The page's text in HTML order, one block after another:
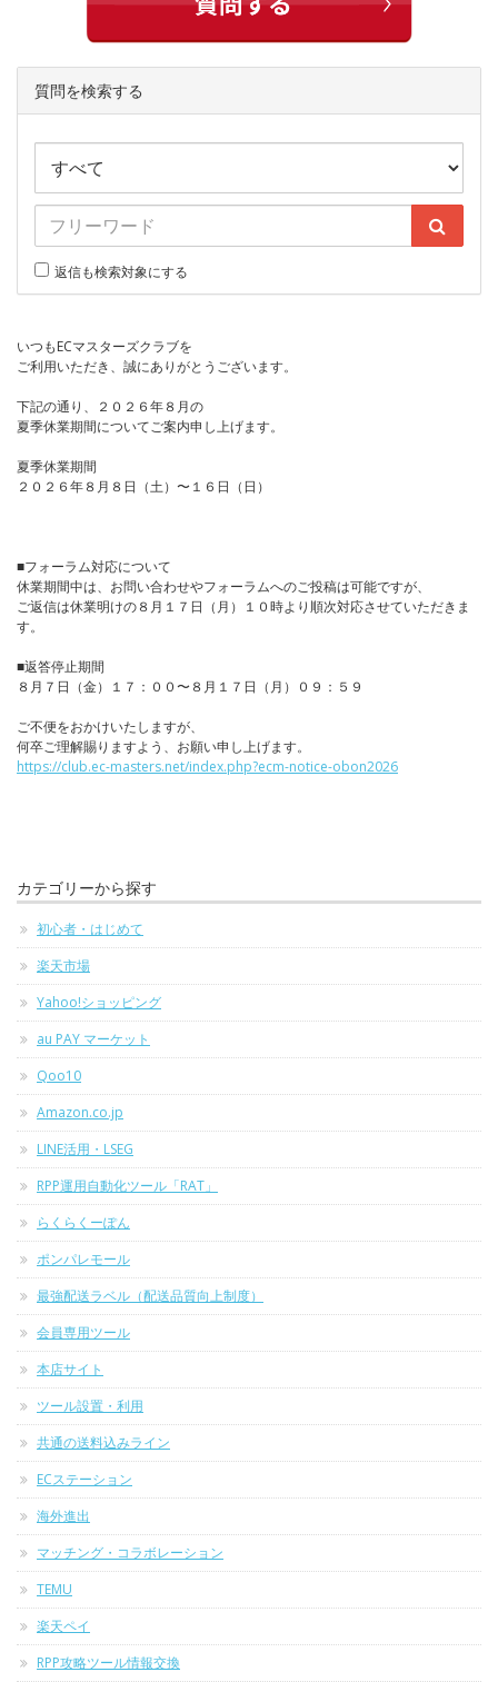
質問を検索する
返信も検索対象にする
いつもECマスターズクラブを
ご利用いただき、誠にありがとうございます。
下記の通り、２０２６年８月の
夏季休業期間についてご案内申し上げます。
夏季休業期間
２０２６年８月８日（土）〜１６日（日）
■フォーラム対応について
休業期間中は、お問い合わせやフォーラムへのご投稿は可能ですが、
ご返信は休業明けの８月１７日（月）１０時より順次対応させていただきま
す。
■返答停止期間
８月７日（金）１７：００〜８月１７日（月）０９：５９
ご不便をおかけいたしますが、
何卒ご理解賜りますよう、お願い申し上げます。
https://club.ec-masters.net/index.php?ecm-notice-obon2026
カテゴリーから探す
初心者・はじめて
楽天市場
Yahoo!ショッピング
au PAY マーケット
Qoo10
Amazon.co.jp
LINE活用・LSEG
RPP運用自動化ツール「RAT」
らくらくーぽん
ポンパレモール
最強配送ラベル（配送品質向上制度）
会員専用ツール
本店サイト
ツール設置・利用
共通の送料込みライン
ECステーション
海外進出
マッチング・コラボレーション
TEMU
楽天ペイ
RPP攻略ツール情報交換